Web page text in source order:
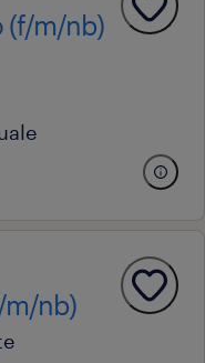
(f/m/nb)
m/nb)